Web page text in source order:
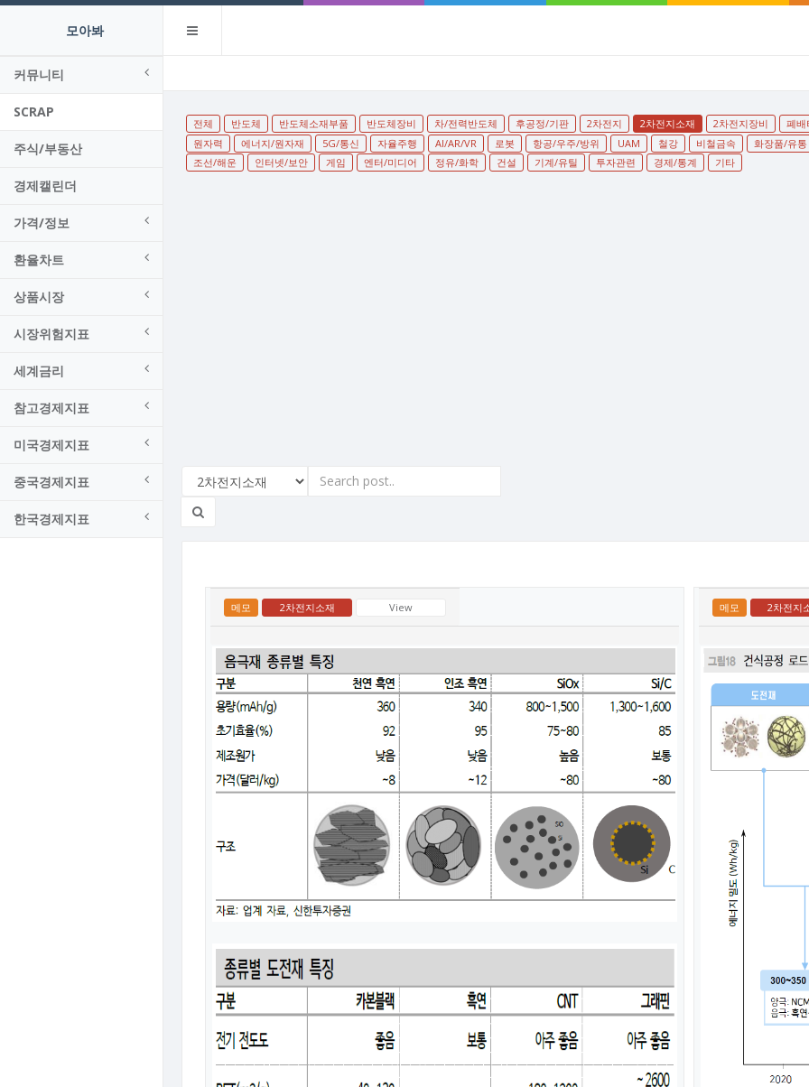
모아봐
커뮤니티
SCRAP
주식/부동산
경제캘린더
가격/정보
환율차트
상품시장
시장위험지표
세계금리
참고경제지표
미국경제지표
중국경제지표
한국경제지표
전체 반도체 반도체소재부품 반도체장비 차/전력반도체 후공정/기판 2차전지 2차전지소재 2차전지장비
폐배
원자력
에너지/원자재 5G/통신 자율주행 AI/AR/VR 로봇 항공/우주/방위 UAM 철강 비철금속
화장품/유통
조선/해운
인터넷/보안 게임 엔터/미디어 정유/화학 건설 기계/유틸 투자관련 경제/통계 기타
메모 2차전지소재 View 메모 2차전지